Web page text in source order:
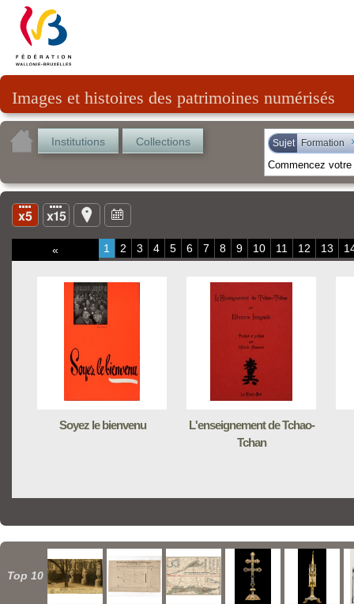
Images et histoires des patrimoines numérisés
Institutions Collections Sujet Formation
« 1 2 3 4 5 6 7 8 9 10 11 12 13
Soyez le bienvenu
L'enseignement de Tchao-
Tchan
Top 10